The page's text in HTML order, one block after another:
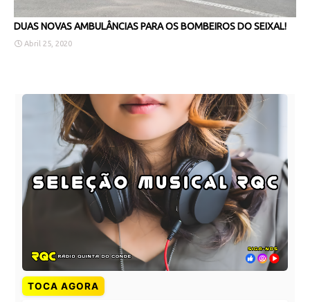
DUAS NOVAS AMBULÂNCIAS PARA OS BOMBEIROS DO SEIXAL!
Abril 25, 2020
TOCA AGORA